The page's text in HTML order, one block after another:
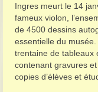
Ingres meurt le 14
fameux violon,
de 4500 dessins
essentielle du musée.
trentaine de tableaux
contenant gravures
copies d’élèves et